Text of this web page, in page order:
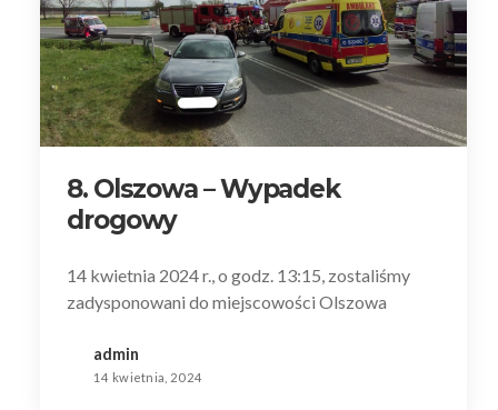
8. Olszowa – Wypadek
drogowy
14 kwietnia 2024 r., o godz. 13:15, zostaliśmy
zadysponowani do miejscowości Olszowa
admin
14 kwietnia, 2024